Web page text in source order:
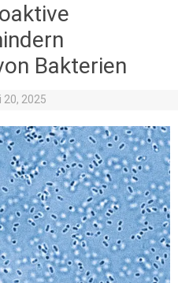
Bakterien
20, 2025